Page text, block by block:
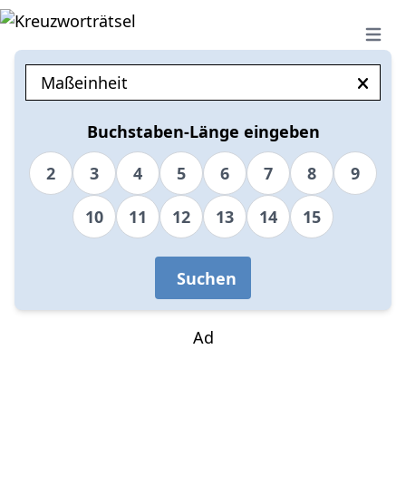
Open
Buchstaben-Länge eingeben
2
3 4 5 6 7 8
9
10
11 12 13 14 15
Suchen
Ad